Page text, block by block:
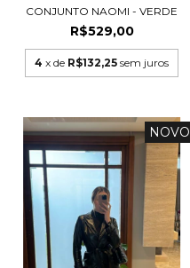
CONJUNTO NAOMI - VERDE
R$529,00
4 x de R$132,25 sem juros
NOVO